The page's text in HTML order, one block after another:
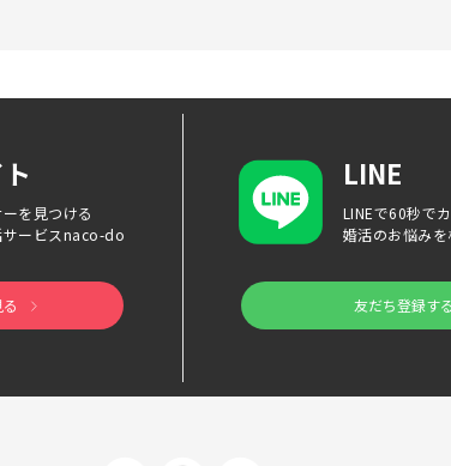
を見つける
ービスnaco-do
LINE
LINEで60秒で
婚活のお悩みを
友だち登録す